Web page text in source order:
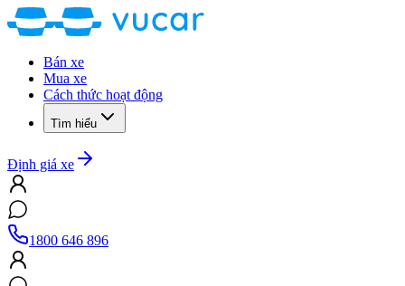
Bán xe
Mua xe
Cách thức hoạt động
Tìm hiểu
Định giá xe
1800 646 896